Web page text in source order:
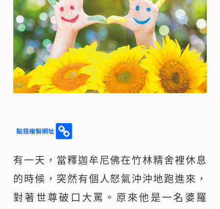
有一天，當釋迦牟尼佛在竹林精舍裡休息
的時候，突然有個人怒氣沖沖地跑進來，
對著世尊破口大罵。原來他是一名婆羅